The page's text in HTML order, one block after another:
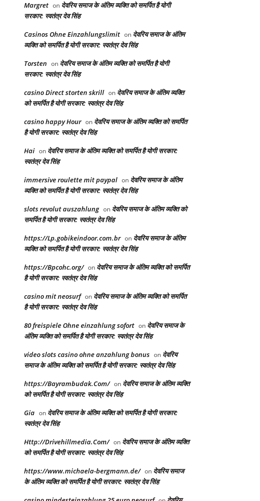
Website:
Margret on देवरिय समाज के अंतिम व्यक्ति को समर्पित है योगी
सरकार: स्वतंत्र देव सिंह
Casinos Ohne Einzahlungslimit on देवरिय समाज के अंतिम
व्यक्ति को समर्पित है योगी सरकार: स्वतंत्र देव सिंह
Torsten on देवरिय समाज के अंतिम व्यक्ति को समर्पित है योगी
सरकार: स्वतंत्र देव सिंह
casino Direct storten skrill on देवरिय समाज के अंतिम व्यक्ति
को समर्पित है योगी सरकार: स्वतंत्र देव सिंह
casino happy Hour on देवरिय समाज के अंतिम व्यक्ति को समर्पित
है योगी सरकार: स्वतंत्र देव सिंह
Hai on देवरिय समाज के अंतिम व्यक्ति को समर्पित है योगी सरकार:
स्वतंत्र देव सिंह
immersive roulette mit paypal on देवरिय समाज के अंतिम
व्यक्ति को समर्पित है योगी सरकार: स्वतंत्र देव सिंह
slots revolut auszahlung on देवरिय समाज के अंतिम व्यक्ति को
समर्पित है योगी सरकार: स्वतंत्र देव सिंह
https://Lp.gobikeindoor.com.br on देवरिय समाज के अंतिम
व्यक्ति को समर्पित है योगी सरकार: स्वतंत्र देव सिंह
https://Bpcohc.org/ on देवरिय समाज के अंतिम व्यक्ति को समर्पित
है योगी सरकार: स्वतंत्र देव सिंह
casino mit neosurf on देवरिय समाज के अंतिम व्यक्ति को समर्पित
है योगी सरकार: स्वतंत्र देव सिंह
80 freispiele Ohne einzahlung sofort on देवरिय समाज के
अंतिम व्यक्ति को समर्पित है योगी सरकार: स्वतंत्र देव सिंह
video slots casino ohne anzahlung bonus on देवरिय
समाज के अंतिम व्यक्ति को समर्पित है योगी सरकार: स्वतंत्र देव सिंह
https://Bayrambudak.Com/ on देवरिय समाज के अंतिम व्यक्ति
को समर्पित है योगी सरकार: स्वतंत्र देव सिंह
Gia on देवरिय समाज के अंतिम व्यक्ति को समर्पित है योगी सरकार:
स्वतंत्र देव सिंह
Http://Drivehillmedia.Com/ on देवरिय समाज के अंतिम व्यक्ति
को समर्पित है योगी सरकार: स्वतंत्र देव सिंह
https://www.michaela-bergmann.de/ on देवरिय समाज
के अंतिम व्यक्ति को समर्पित है योगी सरकार: स्वतंत्र देव सिंह